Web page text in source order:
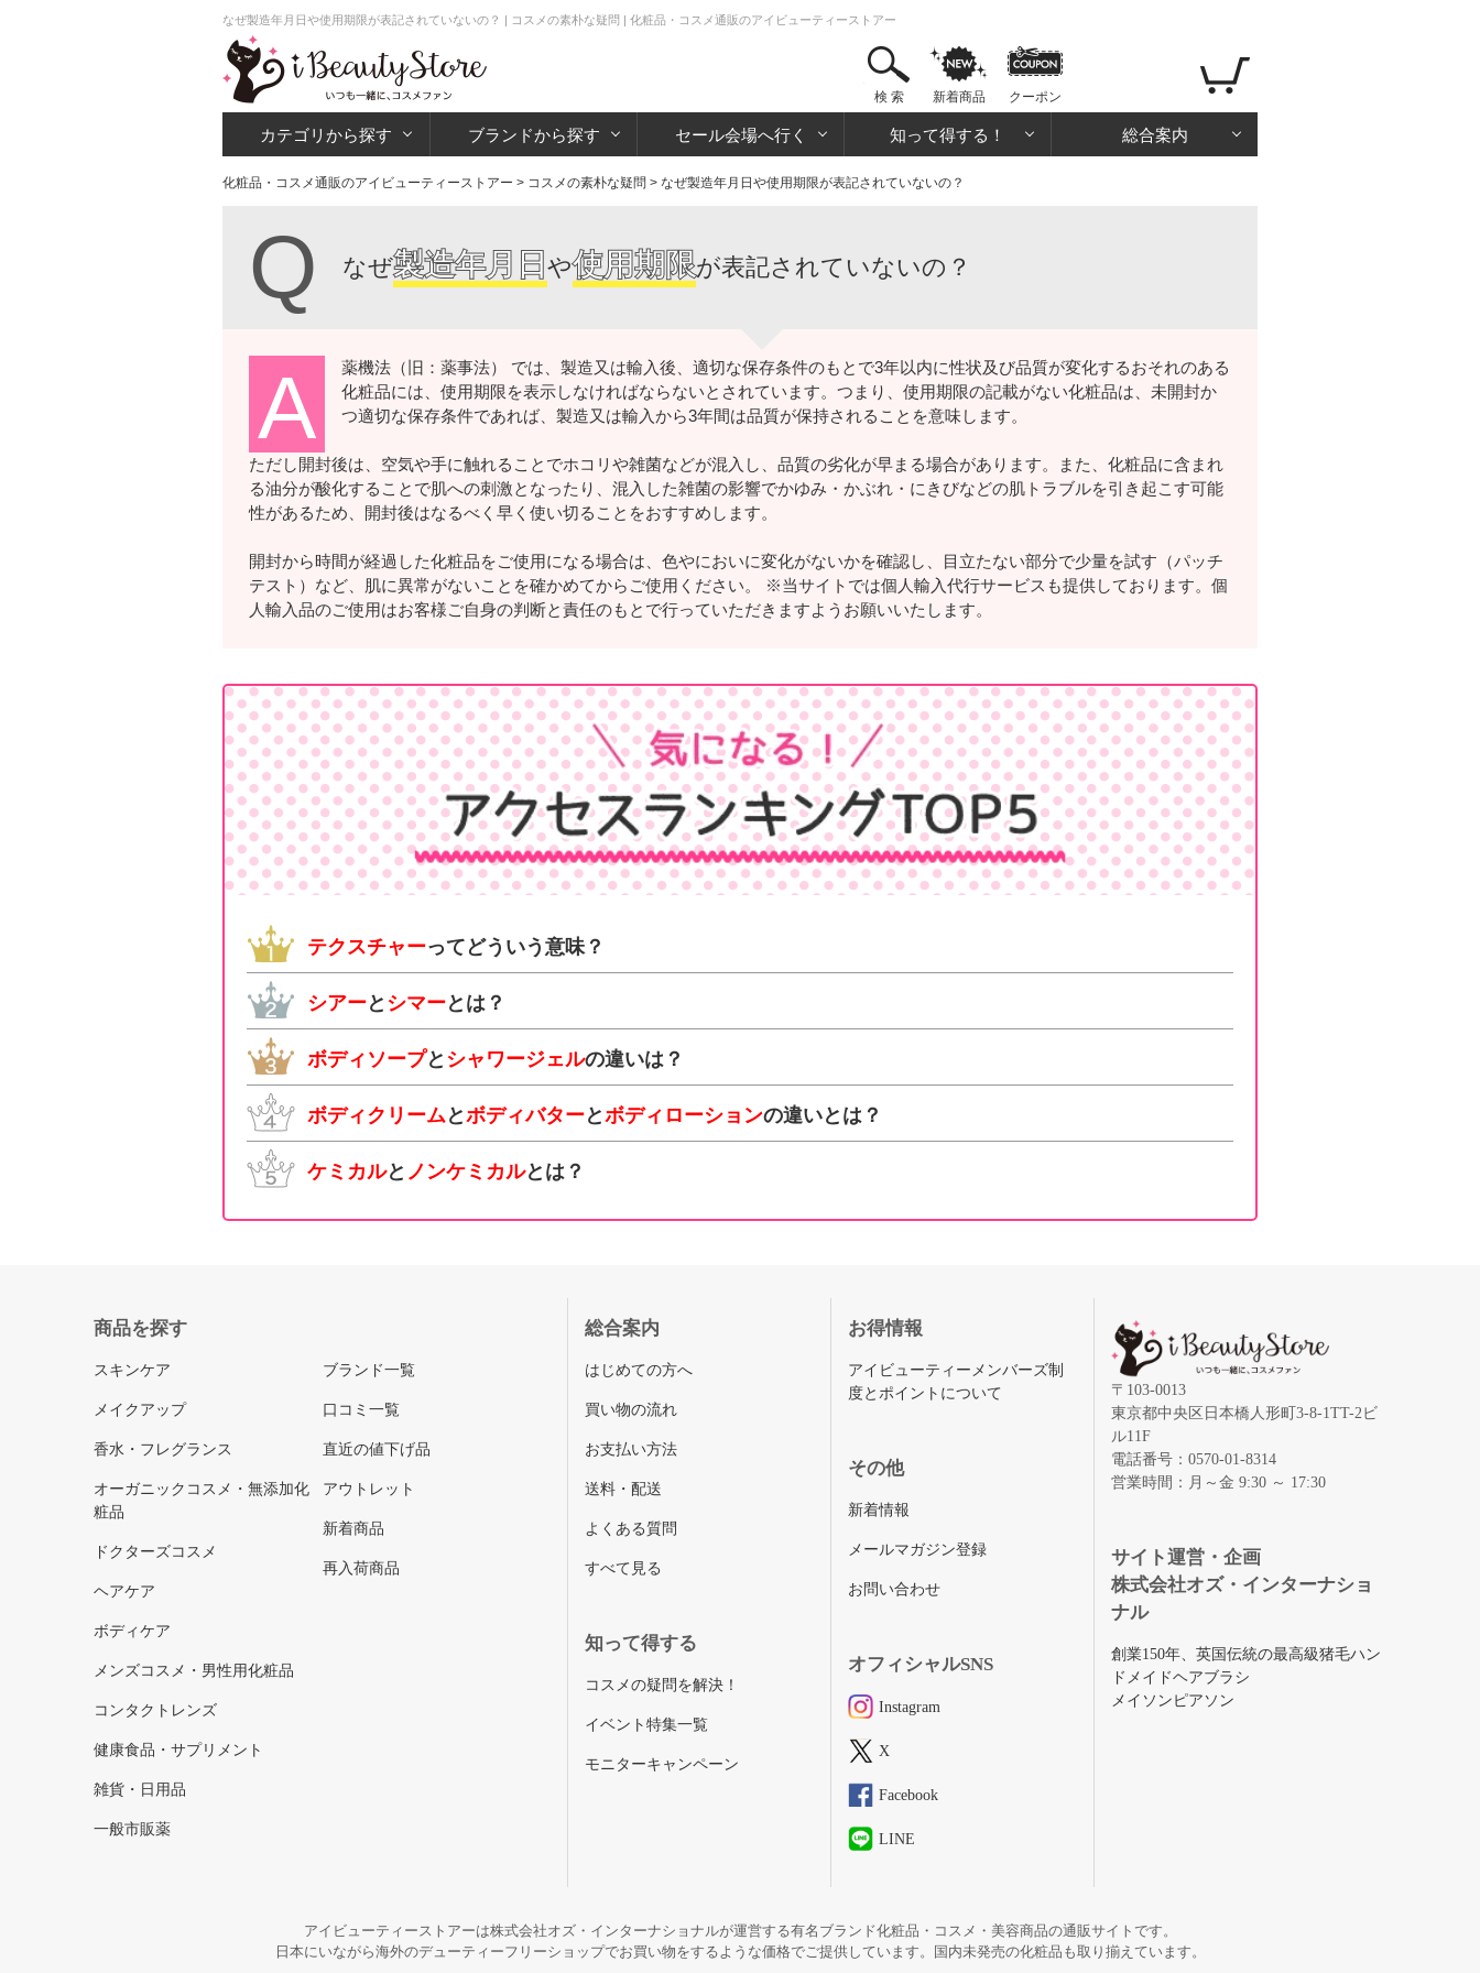
なぜ製造年月日や使用期限が表記されていないの？ | コスメの素朴な疑問 | 化粧品・コスメ通販のアイビューティーストアー
検 索 新着商品 クーポン
カテゴリから探す ブランドから探す セール会場へ行く 知って得する！ 総合案内
化粧品・コスメ通販のアイビューティーストアー > コスメの素朴な疑問 > なぜ製造年月日や使用期限が表記されていないの？
Q なぜ製造年月日 や使用期限が表記されていないの？
A
薬機法（旧：薬事法） では、製造又は輸入後、適切な保存条件のもとで3年以内に性状及び品質が変化するおそれのある
化粧品には、使用期限を表示しなければならないとされています。つまり、使用期限の記載がない化粧品は、未開封か
つ適切な保存条件であれば、製造又は輸入から3年間は品質が保持されることを意味します。
ただし開封後は、空気や手に触れることでホコリや雑菌などが混入し、品質の劣化が早まる場合があります。また、化粧品に含まれ
る油分が酸化することで肌への刺激となったり、混入した雑菌の影響でかゆみ・かぶれ・にきびなどの肌トラブルを引き起こす可能
性があるため、開封後はなるべく早く使い切ることをおすすめします。
開封から時間が経過した化粧品をご使用になる場合は、色やにおいに変化がないかを確認し、目立たない部分で少量を試す（パッチ
テスト）など、肌に異常がないことを確かめてからご使用ください。 ※当サイトでは個人輸入代行サービスも提供しております。個
人輸入品のご使用はお客様ご自身の判断と責任のもとで行っていただきますようお願いいたします。
テクスチャーってどういう意味？
シアーと シマーとは？
ボディソープと シャワージェルの違いは？
ボディクリーム とボディバターとボディローションの違いとは？
ケミカルと ノンケミカルとは？
商品を探す
スキンケア
メイクアップ
香水・フレグランス
オーガニックコスメ・無添加化
粧品
ドクターズコスメ
ヘアケア
ボディケア
メンズコスメ・男性用化粧品
コンタクトレンズ
健康食品・サプリメント
雑貨・日用品
一般市販薬
ブランド一覧
口コミ一覧
直近の値下げ品
アウトレット
新着商品
再入荷商品
総合案内
はじめての方へ
買い物の流れ
お支払い方法
送料・配送
よくある質問
すべて見る
知って得する
コスメの疑問を解決！
イベント特集一覧
モニターキャンペーン
お得情報
アイビューティーメンバーズ制
度とポイントについて
その他
新着情報
メールマガジン登録
お問い合わせ
オフィシャルSNS
Instagram
X
Facebook
LINE
〒103-0013
東京都中央区日本橋人形町3-8-1TT-2ビ
ル11F
電話番号：0570-01-8314
営業時間：月～金 9:30 ～ 17:30
サイト運営・企画
株式会社オズ・インターナショ
ナル
創業150年、英国伝統の最高級猪毛ハン
ドメイドヘアブラシ
メイソンピアソン
アイビューティーストアーは株式会社オズ・インターナショナルが運営する有名ブランド化粧品・コスメ・美容商品の通販サイトです。
日本にいながら海外のデューティーフリーショップでお買い物をするような価格でご提供しています。国内未発売の化粧品も取り揃えています。